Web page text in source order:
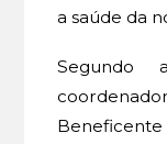
a saúde da